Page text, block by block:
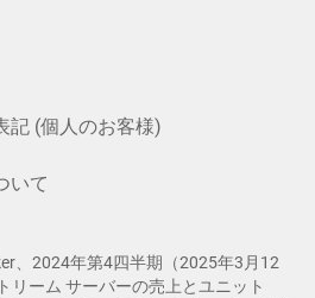
記 (個人のお客様)
いて
、2024年第4四半期（2025年3月12
リーム サーバーの売上とユニット